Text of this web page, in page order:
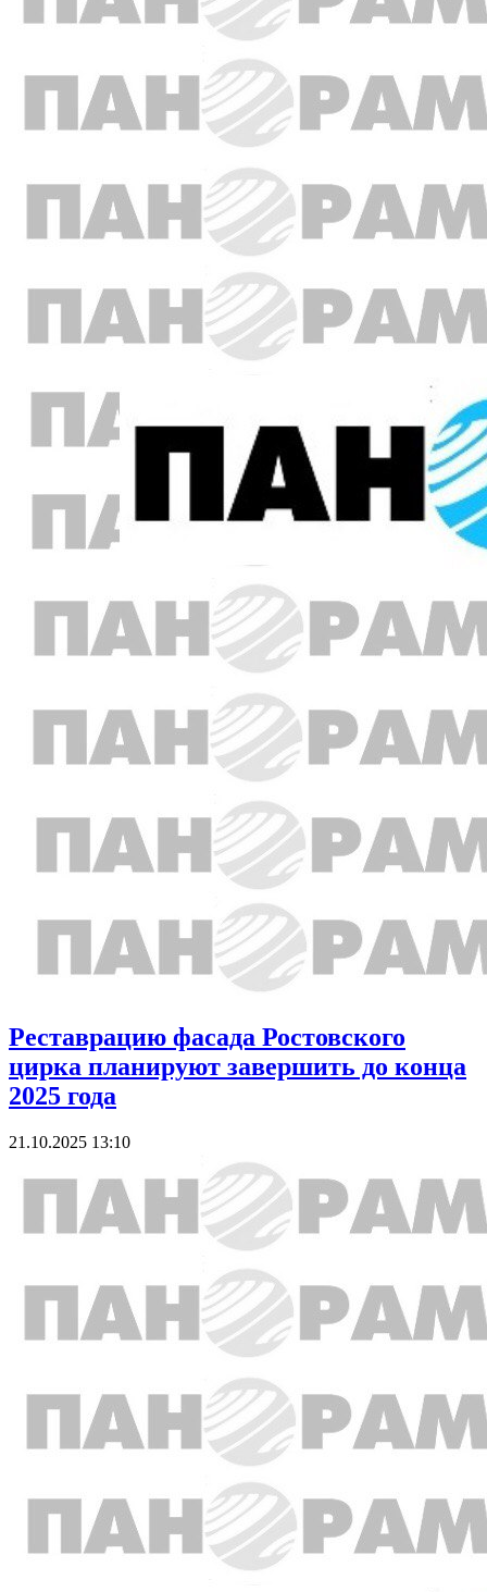
Реставрацию фасада Ростовского
цирка планируют завершить до конца
2025 года
21.10.2025 13:10